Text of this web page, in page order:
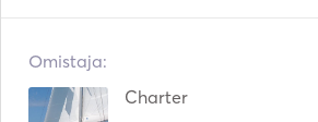
Omistaja:
Charter